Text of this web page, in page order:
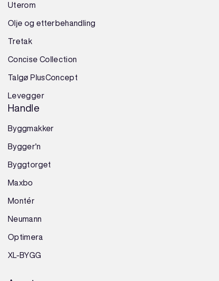
Uterom
Olje og etterbehandling
Tretak
Concise Collection
Talgø PlusConcept
Levegger
Handle
Byggmakker
Bygger'n
Byggtorget
Maxbo
Montér
Neumann
Optimera
XL-BYGG